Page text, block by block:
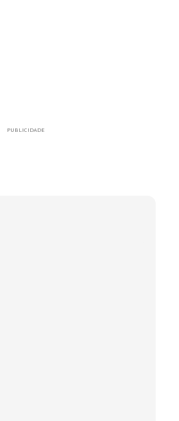
PUBLICIDADE